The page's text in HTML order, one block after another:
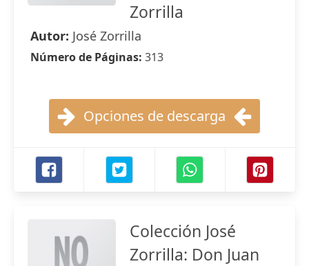
Zorrilla
Autor: José Zorrilla
Número de Páginas: 313
Opciones de descarga
Colección José
Zorrilla: Don Juan